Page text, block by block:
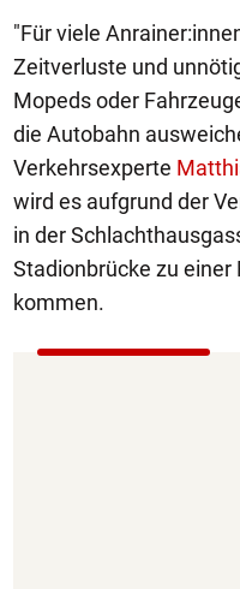
"Für viele
Zeitverluste und
Mopeds oder
die Autobahn
Verkehrsexperte
wird es aufgrund der
in der
Stadionbrücke zu einer
kommen.